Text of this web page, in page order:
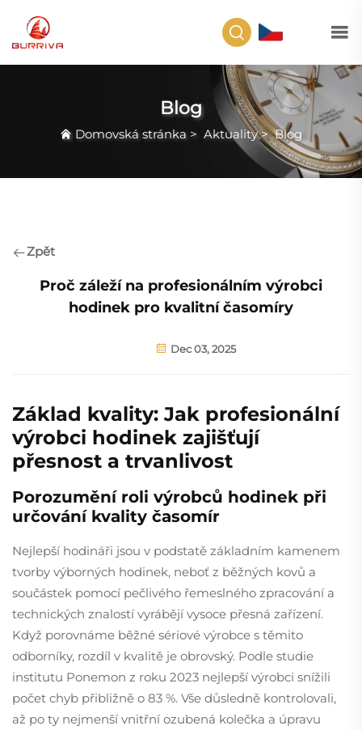
Blog
Domovská stránka > Aktuality>Blog
Zpět
Proč záleží na profesionálním výrobci
hodinek pro kvalitní časomíry
Dec 03, 2025
Základ kvality: Jak profesionální
výrobci hodinek zajišťují
přesnost a trvanlivost
Porozumění roli výrobců hodinek při
určování kvality časomír
Nejlepší hodináři jsou v podstatě základním kamenem
tvorby výborných hodinek, neboť z běžných kovů a
součástek pomocí pečlivého řemeslného zpracování a
technických znalostí vyrábějí vysoce přesná zařízení.
Když porovnáme běžné sériové výrobce s těmito
odborníky, rozdíl v kvalitě je obrovský. Podle studie
institutu Ponemon z roku 2023 nejlepší výrobci snížili
počet chyb přibližně o 83 %. Vše důsledně kontrolovali,
až po ty nejmenší vnitřní ozubená kolečka a úpravu